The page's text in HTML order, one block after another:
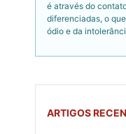
é através do
diferenciadas, o
ódio e da
ARTIGOS